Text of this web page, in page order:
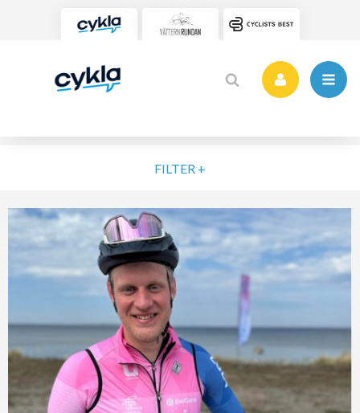
FILTER +
MOTION NYBÖRJARE
POPULÄRA TAGGAR
Motionslopp
Cykelveckan 2025
MTB
Träning
Vättern Bike Games
MTB-Lopp
Cykelveckan 2021
Cykelveckan 2026
Imoveforcancer
RENSA